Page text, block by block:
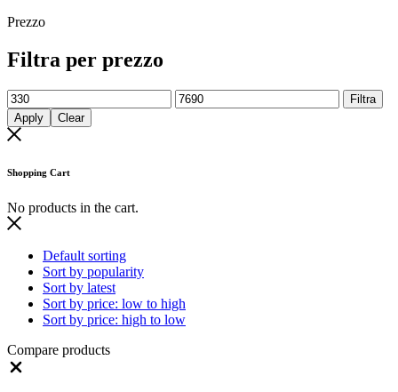
Prezzo
Filtra per prezzo
Prezzo
Min
Prezzo
Max
Filtra
Apply
Clear
Shopping Cart
No products in the cart.
Default sorting
Sort by popularity
Sort by latest
Sort by price: low to high
Sort by price: high to low
Compare products